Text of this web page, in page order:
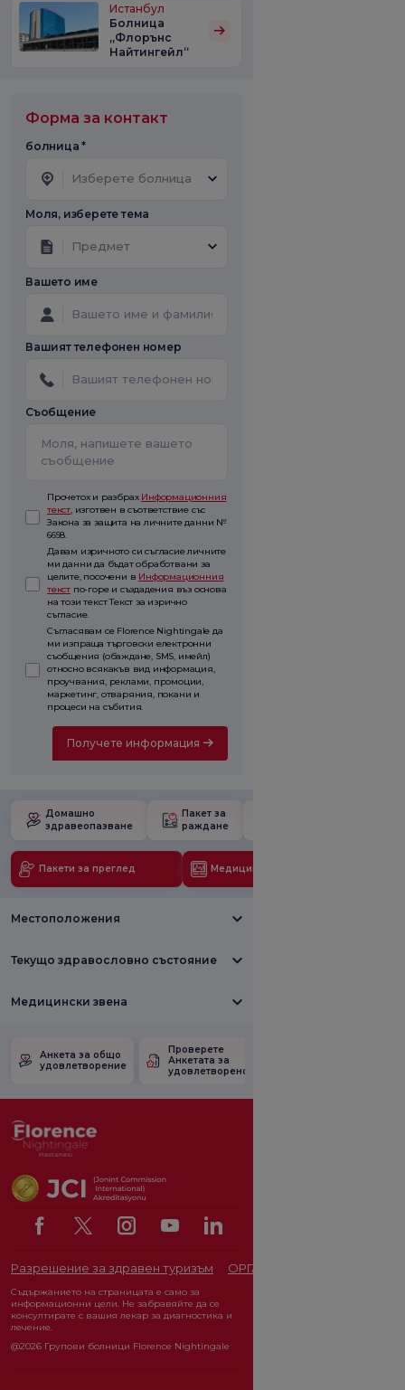
Истанбул
Болница
„Флорънс
Найтингейл“
Форма за контакт
болница *
Изберете болница
Моля, изберете тема
Предмет
Вашето име
Вашият телефонен номер
Съобщение
Прочетох и разбрах Информационния
текст, изготвен в съответствие със
Закона за защита на личните данни №
6698.
Давам изричното си съгласие личните
ми данни да бъдат обработвани за
целите, посочени в Информационния
текст по-горе и създадения въз основа
на този текст Текст за изрично
съгласие.
Съгласявам се Florence Nightingale да
ми изпраща търговски електронни
съобщения (обаждане, SMS, имейл)
относно всякакъв вид информация,
проучвания, реклами, промоции,
маркетинг, отваряния, покани и
процеси на събития.
Получете информация
Домашно
здравеопазване
Пакет за
раждане
Пакети за преглед Медицински технологии
Местоположения
Текущо здравословно състояние
Медицински звена
Анкета за общо
удовлетворение
Проверете
Анкетата за
удовлетвореност.
Разрешение за здравен туризъм ОРГАН ЗА ЗАЩИТА НА
Съдържанието на страницата е само за
информационни цели. Не забравяйте да се
консултирате с вашия лекар за диагностика и
лечение.
@2026 Групови болници Florence Nightingale